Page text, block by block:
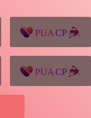
独秀青年
一颗赛艇资源网